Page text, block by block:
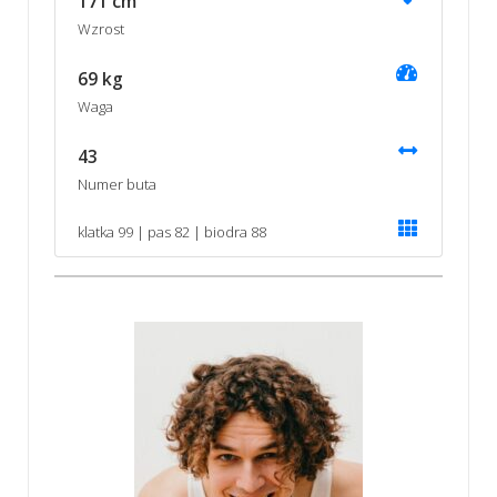
Wzrost
69 kg
Waga
43
Numer buta
klatka 99 | pas 82 | biodra 88